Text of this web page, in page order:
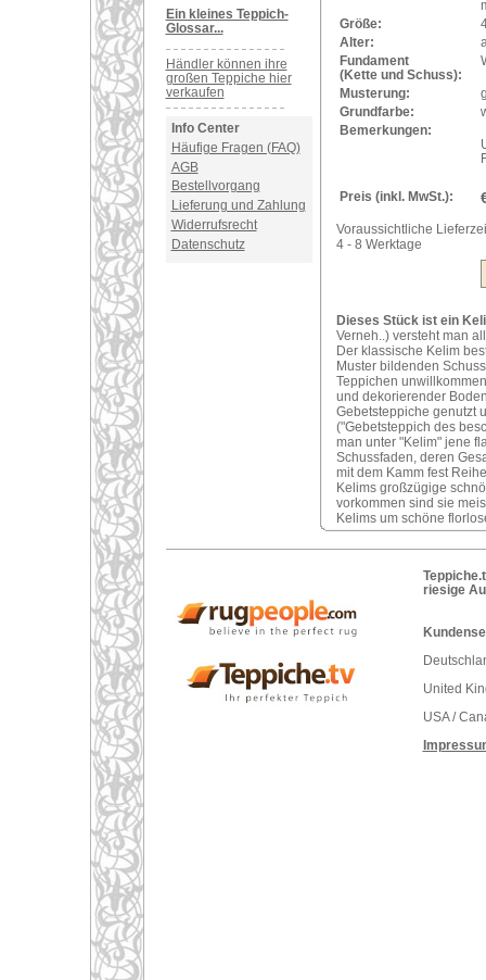
Ein kleines Teppich-
Glossar...
Händler können ihre
großen Teppiche hier
verkaufen
Info Center
Häufige Fragen (FAQ)
AGB
Bestellvorgang
Lieferung und Zahlung
Widerrufsrecht
Datenschutz
Größe:
Alter:
Fundament
(Kette und Schuss):
Musterung:
Grundfarbe:
Bemerkungen:
Preis (inkl. MwSt.):
Voraussichtliche
4 - 8 Werktage
Dieses Stück ist ein
Verneh..) versteht man
Der klassische Kelim
Muster bildenden
Teppichen
und dekorierender
Gebetsteppiche genutzt
("Gebetsteppich des
man unter "Kelim" jene
Schussfaden, deren
mit dem Kamm fest
Kelims großzügige
vorkommen sind sie
Kelims um schöne
riesige
United
USA /